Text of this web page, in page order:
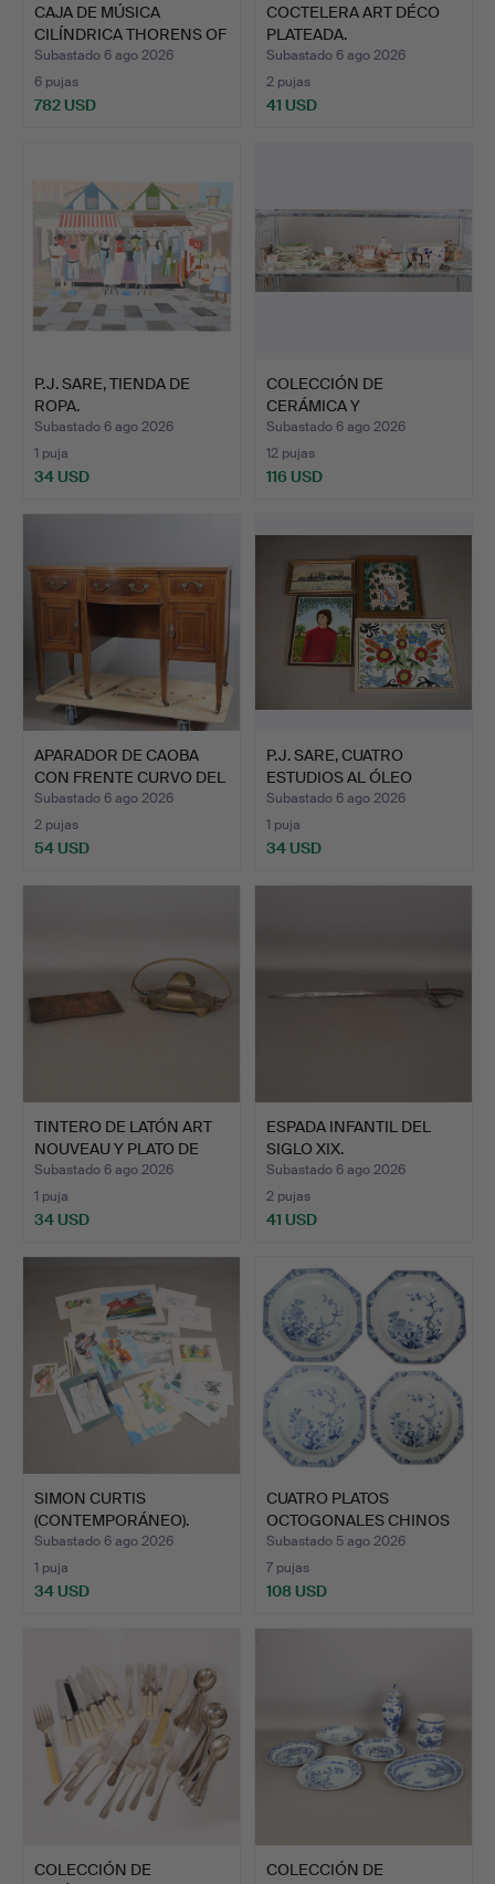
CAJA DE MÚSICA
CILÍNDRICA THORENS OF
SWITZ…
Subastado 6 ago 2026
6 pujas
782 USD
COCTELERA ART DÉCO
PLATEADA.
Subastado 6 ago 2026
2 pujas
41 USD
P.J. SARE, TIENDA DE
ROPA.
Subastado 6 ago 2026
1 puja
34 USD
COLECCIÓN DE
CERÁMICA Y
CRISTALERÍA QUE IN…
Subastado 6 ago 2026
12 pujas
116 USD
APARADOR DE CAOBA
CON FRENTE CURVO DEL
SIG…
Subastado 6 ago 2026
2 pujas
54 USD
P.J. SARE, CUATRO
ESTUDIOS AL ÓLEO
SOBRE T…
Subastado 6 ago 2026
1 puja
34 USD
TINTERO DE LATÓN ART
NOUVEAU Y PLATO DE
CO…
Subastado 6 ago 2026
1 puja
34 USD
ESPADA INFANTIL DEL
SIGLO XIX.
Subastado 6 ago 2026
2 pujas
41 USD
SIMON CURTIS
(CONTEMPORÁNEO).
CARPETA DE A…
Subastado 6 ago 2026
1 puja
34 USD
CUATRO PLATOS
OCTOGONALES CHINOS
DE LA DIN…
Subastado 5 ago 2026
7 pujas
108 USD
COLECCIÓN DE
COLECCIÓN DE